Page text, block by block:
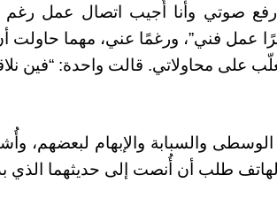
صوتي وأنا أُجيب اتصال عمل رغم
عمل فني”، ورغمًا عني، مهما
على محاولاتي. قالت واحدة: “فين
والسبابة والإبهام لبعضهم،
طلب أن أُنصت إلى حديثهما الذي